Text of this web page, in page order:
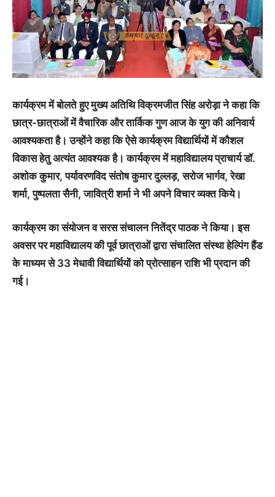
कार्यक्रम में बोलते हुए मुख्य अतिथि विक्रमजीत सिंह अरोड़ा ने कहा कि
छात्र-छात्राओं में वैचारिक और तार्किक गुण आज के युग की अनिवार्य
आवश्यकता है। उन्होंने कहा कि ऐसे कार्यक्रम विद्यार्थियों में कौशल
विकास हेतु अत्यंत आवश्यक है। कार्यक्रम में महाविद्यालय प्राचार्य डॉ.
अशोक कुमार, पर्यावरणविद संतोष कुमार दुल्लड़, सरोज भार्गव, रेखा
शर्मा, पुष्पलता सैनी, जावित्री शर्मा ने भी अपने विचार व्यक्त किये।
कार्यक्रम का संयोजन व सरस संचालन नितेंद्र पाठक ने किया। इस
अवसर पर महाविद्यालय की पूर्व छात्राओं द्वारा संचालित संस्था हेल्पिंग हैंड
के माध्यम से 33 मेधावी विद्यार्थियों को प्रोत्साहन राशि भी प्रदान की
गई।